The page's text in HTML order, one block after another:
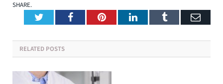
SHARE.
TwitterFacebookPinterestLinkedInTumblr
RELATED POSTS